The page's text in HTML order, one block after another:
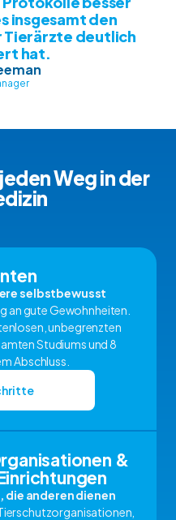
insgesamt den
Tierärzte deutlich
hat.
Weg in der
selbstbewusst
an gute Gewohnheiten.
unbegrenzten
Studiums und 8
Abschluss.
&
anderen dienen